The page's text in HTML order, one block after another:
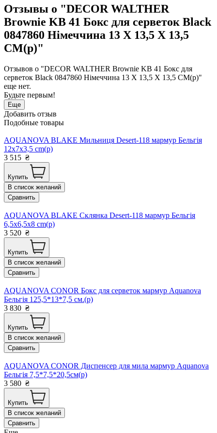
Отзывы о "DECOR WALTHER
Brownie KB 41 Бокс для серветок Black
0847860 Німеччина 13 X 13,5 X 13,5
CM(р)"
Отзывов о "DECOR WALTHER Brownie KB 41 Бокс для
серветок Black 0847860 Німеччина 13 X 13,5 X 13,5 CM(р)"
еще нет.
Будьте первым!
Еще
Добавить отзыв
Подобные товары
AQUANOVA BLAKE Мильниця Desert-118 мармур Бельгія
12x7x3,5 cm(р)
3 515 ₴
Купить
В список желаний
Сравнить
AQUANOVA BLAKE Склянка Desert-118 мармур Бельгія
6,5x6,5x8 cm(р)
3 520 ₴
Купить
В список желаний
Сравнить
AQUANOVA CONOR Бокс для серветок мармур Aquanova
Бельгія 125,5*13*7,5 см.(р)
3 830 ₴
Купить
В список желаний
Сравнить
AQUANOVA CONOR Диспенсер для мила мармур Aquanova
Бельгія 7,5*7,5*20,5см(р)
3 580 ₴
Купить
В список желаний
Сравнить